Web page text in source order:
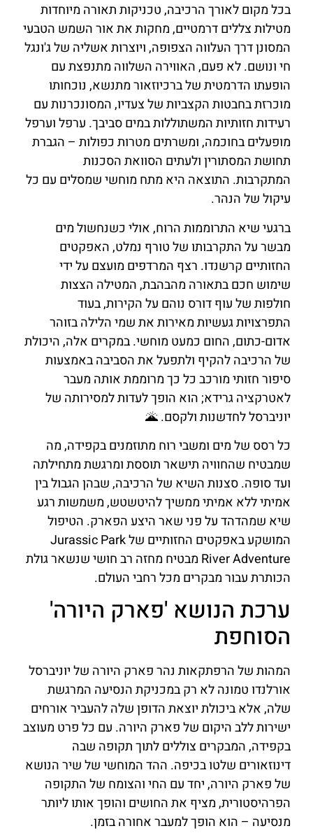
בכל מקום לאורך הרכיבה, טכניקות תאורה מיוחדות
מטילות צללים דרמטיים, מחקות את אור השמש הטבעי
המסונן דרך העלווה הצפופה, ויוצרות אשליה של ג'ונגל
חי ונושם. לא פעם, האווירה השלווה מתנפצת עם
הופעתו הדרמטית של ברכיוזאור מתנשא, נוכחותו
מוכרזת בחבטות הקצביות של צעדיו, המסונכרנות עם
רעידות חזותיות המשתוללות במים סביבך. ערפל וערפל
מופעלים בחוכמה, ומשרתים מטרות כפולות – הגברת
תחושת המסתורין ולעתים הסוואת הסכנות
המתקרבות. התוצאה היא מתח מוחשי שמסלים עם כל
עיקול של הנהר.
ברגעי שיא התרוממות הרוח, אולי כשנחשול מים
מבשר על התקרבותו של טורף נמלט, האפקטים
החזותיים קרשנדו. רצף המרדפים מועצם על ידי
שימוש חכם בתאורה מהבהבת, המטילה הצצות
חולפות של עוף דורס נוהם על הקירות, בעוד
התפרצויות געשיות מאירות את שמי הלילה בזוהר
אדום-כתום, החום כמעט מוחשי. במקרים אלה, היכולת
של הרכיבה להקיף ולתפעל את הסביבה באמצעות
סיפור חזותי מורכב כל כך מרוממת אותה מעבר
לאטרקציה גרידא; הוא הופך לעדות למסירותה של
יוניברסל לחדשנות ולקסם. 🌋
כל רסס של מים ומשבי רוח מתוזמנים בקפידה, מה
שמבטיח שהחוויה תישאר תוססת ומרגשת מתחילתה
ועד סופה. סצנות השיא של הרכיבה, שבהן הגבול בין
אמיתי ללא אמיתי ממשיך להיטשטש, משמשות רגע
שיא שמהדהד על פני שאר היצע הפארק. הטיפול
המושקע באפקטים החזותיים של Jurassic Park
River Adventure מבטיח מחזה רב חושי שנשאר גולת
הכותרת עבור מבקרים מכל רחבי העולם.
ערכת הנושא 'פארק היורה'
הסוחפת
המהות של הרפתקאות נהר פארק היורה של יוניברסל
אורלנדו טמונה לא רק במכניקת הנסיעה המרגשת
שלה, אלא ביכולת יוצאת הדופן שלה להעביר אורחים
ישירות ללב היקום של פארק היורה. עם כל פרט מעוצב
בקפידה, המבקרים צוללים לתוך תקופה שבה
דינוזאורים שלטו בכיפה. ההד המוחשי של שיר הנושא
של פארק היורה, יחד עם החי והצומח של התקופה
הפרהיסטורית, מציף את החושים והופך אותו ליותר
מנסיעה – הוא הופך למעבר אחורה בזמן.